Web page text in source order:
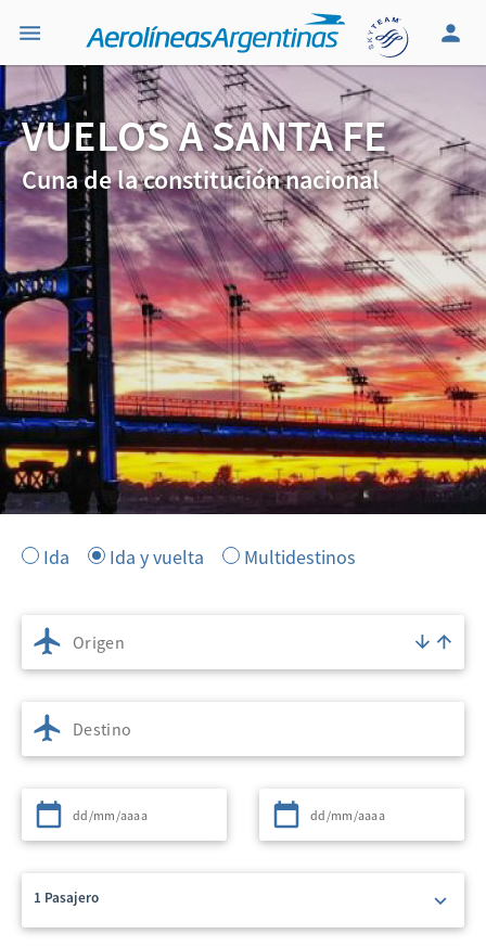
VUELOS A SANTA FE
Cuna de la constitución nacional
Ida Ida y vuelta Multidestinos
Origen
Destino
Partida Regreso
1 Pasajero